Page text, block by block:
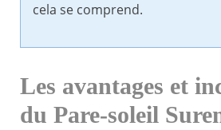
cela se comprend.
Les avantages et
du Pare-soleil